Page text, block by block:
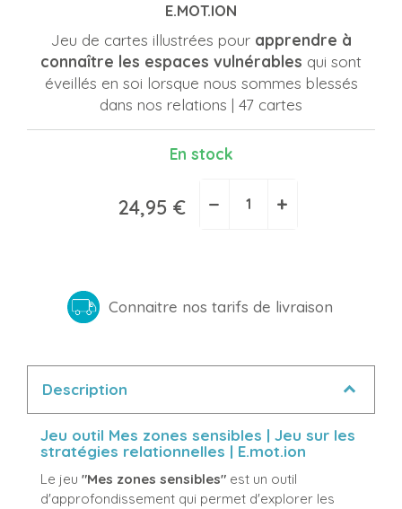
E.MOT.ION
Jeu de cartes illustrées pour apprendre à
connaître les espaces vulnérables qui sont
éveillés en soi lorsque nous sommes blessés
dans nos relations | 47 cartes
En stock
24,95 € − +
Connaitre nos tarifs de livraison
Description
Jeu outil Mes zones sensibles | Jeu sur les
stratégies relationnelles | E.mot.ion
Le jeu "Mes zones sensibles" est un outil
d'approfondissement qui permet d'explorer les